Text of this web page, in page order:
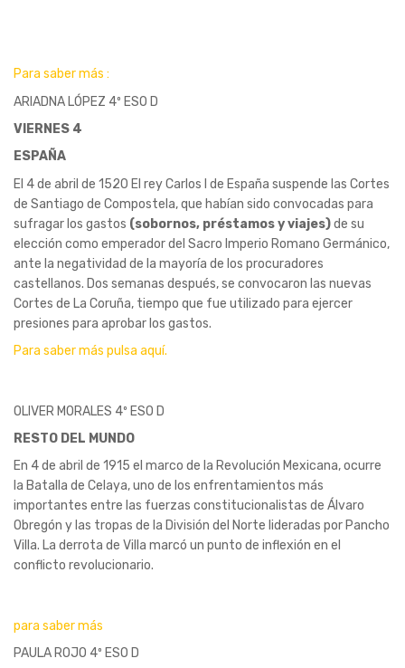
Para saber más :
ARIADNA LÓPEZ 4º ESO D
VIERNES 4
ESPAÑA
El 4 de abril de 1520 El rey Carlos I de España suspende las Cortes
de Santiago de Compostela, que habían sido convocadas para
sufragar los gastos (sobornos, préstamos y viajes)de su
elección como emperador del Sacro Imperio Romano Germánico,
ante la negatividad de la mayoría de los procuradores
castellanos. Dos semanas después, se convocaron las nuevas
Cortes de La Coruña, tiempo que fue utilizado para ejercer
presiones para aprobar los gastos.
Para saber más pulsa aquí.
OLIVER MORALES 4º ESO D
RESTO DEL MUNDO
En 4 de abril de 1915 el marco de la Revolución Mexicana, ocurre
la Batalla de Celaya, uno de los enfrentamientos más
importantes entre las fuerzas constitucionalistas de Álvaro
Obregón y las tropas de la División del Norte lideradas por Pancho
Villa. La derrota de Villa marcó un punto de inflexión en el
conflicto revolucionario.
para saber más
PAULA ROJO 4º ESO D